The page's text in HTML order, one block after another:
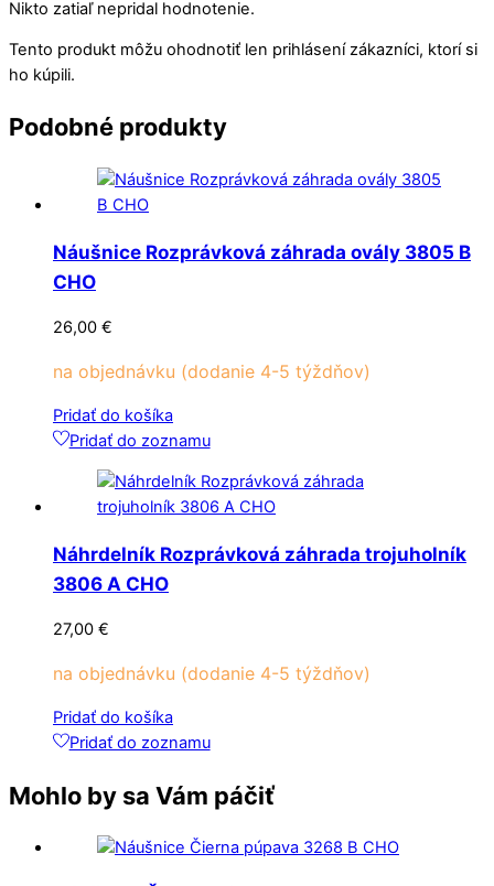
Nikto zatiaľ nepridal hodnotenie.
Tento produkt môžu ohodnotiť len prihlásení zákazníci, ktorí si
ho kúpili.
Podobné produkty
Náušnice Rozprávková záhrada ovály 3805 B
CHO
26,00 €
na objednávku (dodanie 4-5 týždňov)
Pridať do košíka
Pridať do zoznamu
Náhrdelník Rozprávková záhrada trojuholník
3806 A CHO
27,00 €
na objednávku (dodanie 4-5 týždňov)
Pridať do košíka
Pridať do zoznamu
Mohlo by sa Vám páčiť